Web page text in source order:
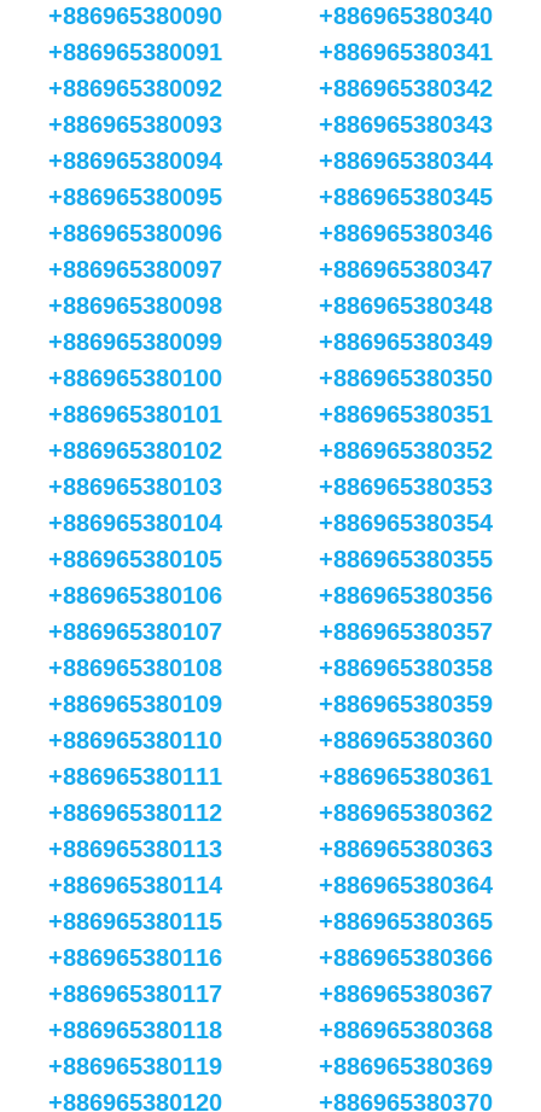
+886965380090
+886965380091
+886965380092
+886965380093
+886965380094
+886965380095
+886965380096
+886965380097
+886965380098
+886965380099
+886965380100
+886965380101
+886965380102
+886965380103
+886965380104
+886965380105
+886965380106
+886965380107
+886965380108
+886965380109
+886965380110
+886965380111
+886965380112
+886965380113
+886965380114
+886965380115
+886965380116
+886965380117
+886965380118
+886965380119
+886965380120
+886965380340
+886965380341
+886965380342
+886965380343
+886965380344
+886965380345
+886965380346
+886965380347
+886965380348
+886965380349
+886965380350
+886965380351
+886965380352
+886965380353
+886965380354
+886965380355
+886965380356
+886965380357
+886965380358
+886965380359
+886965380360
+886965380361
+886965380362
+886965380363
+886965380364
+886965380365
+886965380366
+886965380367
+886965380368
+886965380369
+886965380370